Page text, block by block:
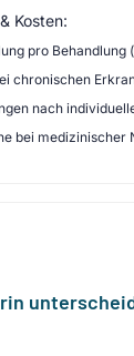
Kosten:
pro Behandlung
chronischen
nach
bei medizinischer